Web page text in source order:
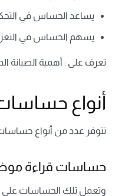
يساعد الحساس في
يسهم الحساس في
تعرف على : أهمية الصيانة
أنواع
تتوفر عدد من أنواع حساسات
حساسات قراءة
وتعمل تلك الحساسات على